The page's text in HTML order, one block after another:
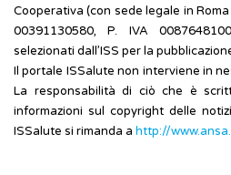
Cooperativa (con sede legale in
00391130580, P. IVA
selezionati dall’ISS per la
Il portale ISSalute non interviene in
La responsabilità di ciò che è
informazioni sul copyright delle
ISSalute si rimanda a http://